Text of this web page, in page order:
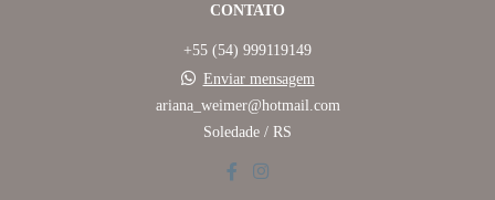
CONTATO
+55 (54) 999119149
Enviar mensagem
ariana_weimer@hotmail.com
Soledade / RS